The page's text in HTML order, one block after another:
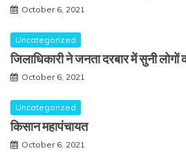
October 6, 2021
Uncategorized
जिलाधिकारी ने जनता दरबार में सुनी लोगों
October 6, 2021
Uncategorized
किसान महापंचायत
October 6, 2021